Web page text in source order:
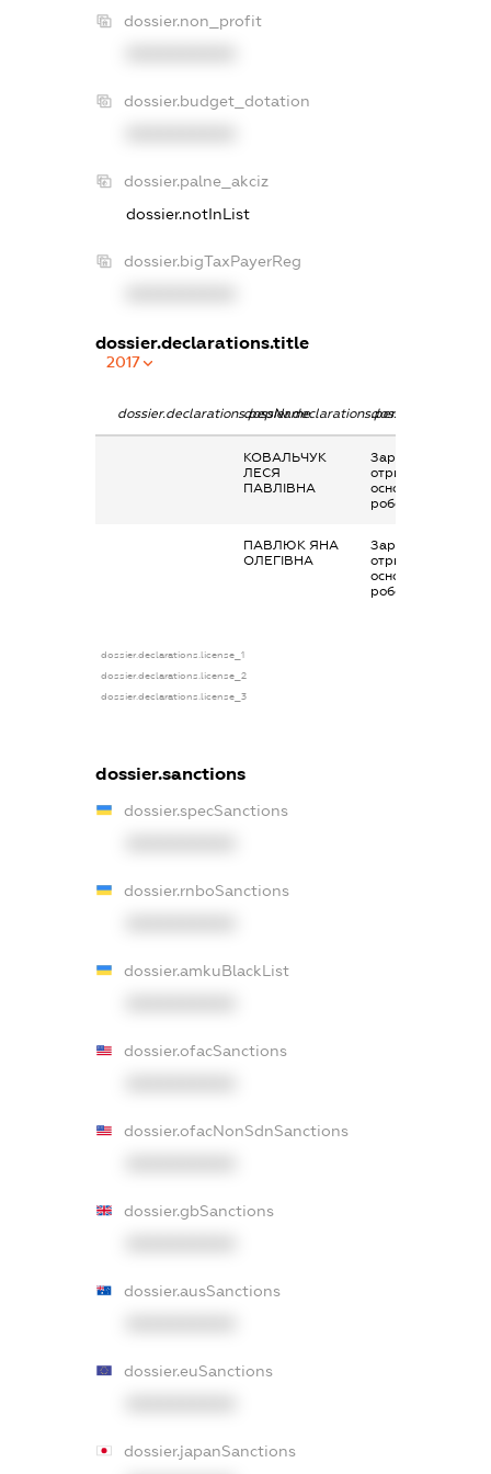
dossier.non_profit
dossier.budget_dotation
dossier.palne_akciz
dossier.notInList
dossier.bigTaxPayerReg
dossier.declarations.title
2017
dossier.declarations.pepNamedossier.declarations.personName
КОВАЛЬЧУК
ЛЕСЯ
ПАВЛІВНА
Заробітна плата
отримана за
основним місцем
роботи
ПАВЛЮК ЯНА
ОЛЕГІВНА
Заробітна плата
отримана за
основним місцем
роботи
dossier.declarations.license_1
dossier.declarations.license_2
dossier.declarations.license_3
dossier.sanctions
dossier.specSanctions
dossier.rnboSanctions
dossier.amkuBlackList
dossier.ofacSanctions
dossier.ofacNonSdnSanctions
dossier.gbSanctions
dossier.ausSanctions
dossier.euSanctions
dossier.japanSanctions